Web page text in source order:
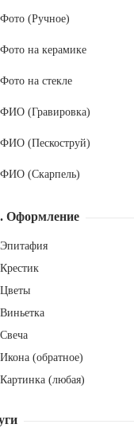
Фото (Ручное)
Фото на керамике
Фото на стекле
ФИО (Гравировка)
ФИО (Пескоструй)
ФИО (Скарпель)
Оформление
Эпитафия
Крестик
Цветы
Виньетка
Свеча
Икона (обратное)
Картинка (любая)